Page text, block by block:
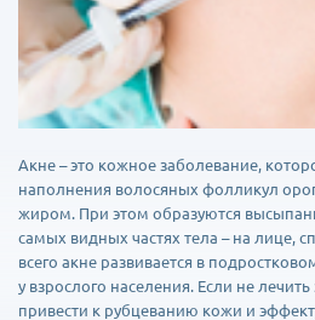
Акне – это кожное заболевание,
наполнения волосяных фолликул
жиром. При этом образуются
самых видных частях тела – на лице,
всего акне развивается в
у взрослого населения. Если не
привести к рубцеванию кожи и